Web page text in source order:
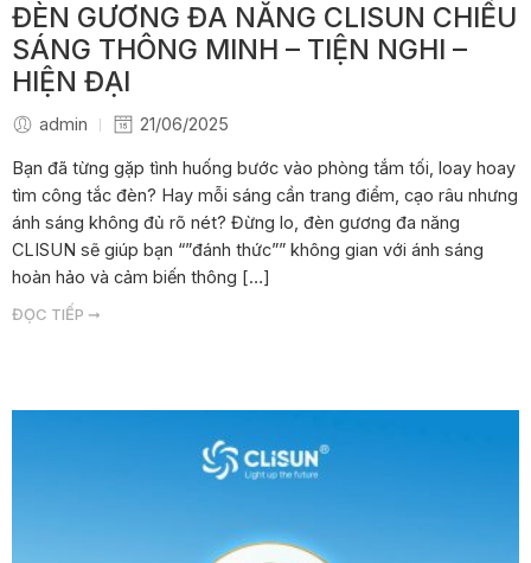
ĐÈN GƯƠNG ĐA NĂNG CLISUN CHIẾU
SÁNG THÔNG MINH – TIỆN NGHI –
HIỆN ĐẠI
admin 21/06/2025
Bạn đã từng gặp tình huống bước vào phòng tắm tối, loay hoay
tìm công tắc đèn? Hay mỗi sáng cần trang điểm, cạo râu nhưng
ánh sáng không đủ rõ nét? Đừng lo, đèn gương đa năng
CLISUN sẽ giúp bạn “”đánh thức”” không gian với ánh sáng
hoàn hảo và cảm biến thông […]
ĐỌC TIẾP ➞